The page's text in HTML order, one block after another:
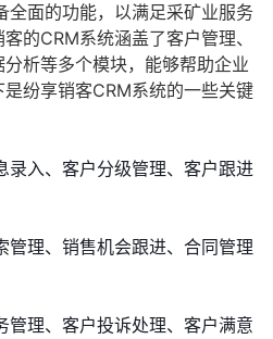
全面的功能，以满足采矿业服务
的CRM系统涵盖了客户管理、
析等多个模块，能够帮助企业
纷享销客CRM系统的一些关键
录入、客户分级管理、客户跟进
管理、销售机会跟进、合同管理
管理、客户投诉处理、客户满意